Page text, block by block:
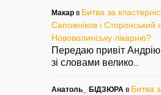
Макар в Битва за
Сапожніков і Сторонський
Нововолинську лікарню?
Передаю привіт
зі словами велико
Анатоль_ БІДЗЮРА в Битва